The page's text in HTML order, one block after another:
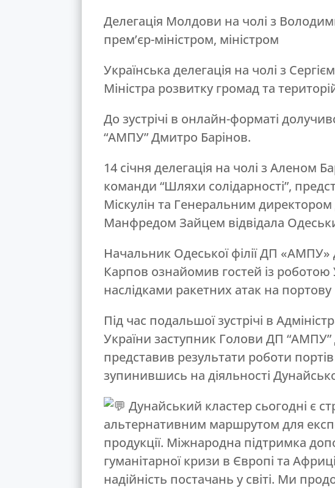
Делегація Молдови на чолі з
прем’єр-міністром, міністром
Українська делегація на чолі з
Міністра розвитку громад та
До зустрічі в онлайн-форматі
“АМПУ” Дмитро Барінов.
14 січня делегація на чолі з Аленом
команди “Шляхи солідарності”,
Міскулін та Генеральним директором
Манфредом Зайцем відвідала
Начальник Одеської філії ДП «АМПУ»
Карпов ознайомив гостей із роботою
наслідками ракетних атак на портову
Під час подальшої зустрічі в
України заступник Голови ДП
представив результати роботи
зупинившись на діяльності
Дунайський кластер сьогодні є
альтернативним маршрутом для
продукції. Міжнародна підтримка
гуманітарної кризи в Європі та
надійність постачань у світі. Ми